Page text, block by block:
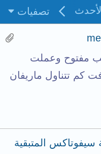
الأحدث غير مجاب
تصفيات
مفتوح وعملت
كم تتناول ماريفان
المتبقية